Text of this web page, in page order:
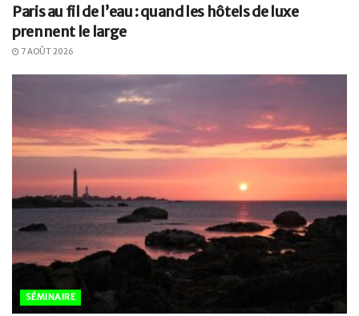
Paris au fil de l’eau : quand les hôtels de luxe
prennent le large
7 AOÛT 2026
SÉMINAIRE